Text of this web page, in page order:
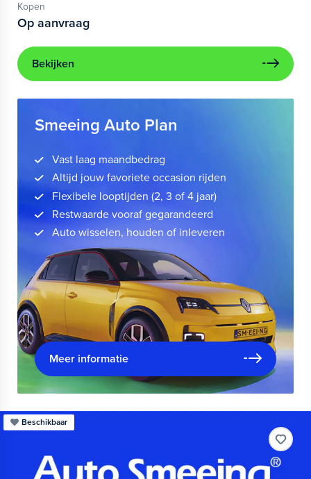
Kopen
Op aanvraag
Bekijken
Smeeing Auto Plan
Vast laag maandbedrag
Altijd jouw favoriete occasion rijden
Flexibele looptijden (2, 3 of 4 jaar)
Restwaarde vooraf gegarandeerd
Auto wisselen, houden of inleveren
Meer informatie
Beschikbaar